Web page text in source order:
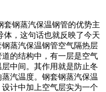
套钢蒸汽保温钢管的优势主
体，这句话也就反映了今天
蒸汽保温钢管空气隔热层
的结构中，有一层是空气
中间。其作用就是防止冬
汽温度。钢套钢蒸汽保温
计中加上空气层实为一个